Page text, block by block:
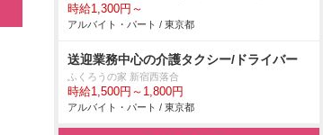
時給1,300円～
アルバイト・パート / 東京都
送迎業務中心の介護タクシー/ドライバー
ふくろうの家 新宿西落合
時給1,500円～1,800円
アルバイト・パート / 東京都